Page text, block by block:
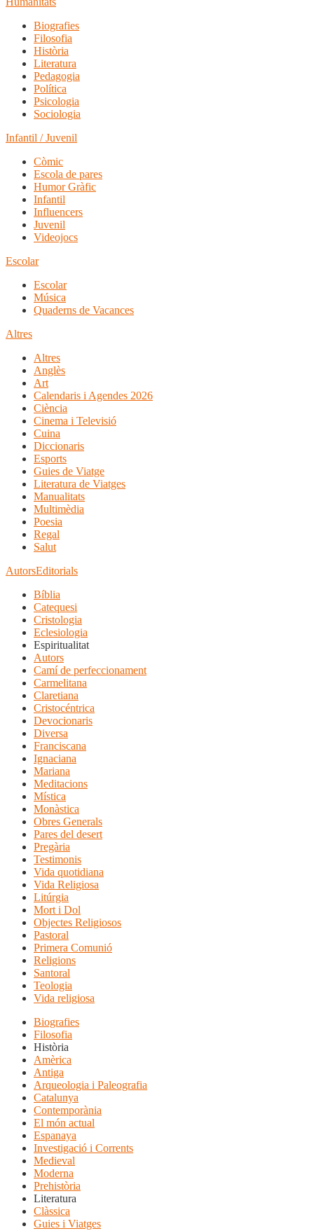
Biografies
Filosofia
Història
Literatura
Pedagogia
Política
Psicologia
Sociologia
Infantil / Juvenil
Còmic
Escola de pares
Humor Gràfic
Infantil
Influencers
Juvenil
Videojocs
Escolar
Escolar
Música
Quaderns de Vacances
Altres
Altres
Anglès
Art
Calendaris i Agendes 2026
Ciència
Cinema i Televisió
Cuina
Diccionaris
Esports
Guies de Viatge
Literatura de Viatges
Manualitats
Multimèdia
Poesia
Regal
Salut
AutorsEditorials
Bíblia
Catequesi
Cristologia
Eclesiologia
Espiritualitat
Autors
Camí de perfeccionament
Carmelitana
Claretiana
Cristocéntrica
Devocionaris
Diversa
Franciscana
Ignaciana
Mariana
Meditacions
Mística
Monàstica
Obres Generals
Pares del desert
Pregària
Testimonis
Vida quotidiana
Vida Religiosa
Litúrgia
Mort i Dol
Objectes Religiosos
Pastoral
Primera Comunió
Religions
Santoral
Teologia
Vida religiosa
Biografies
Filosofia
Història
Amèrica
Antiga
Arqueologia i Paleografia
Catalunya
Contemporània
El món actual
Espanaya
Investigació i Corrents
Medieval
Moderna
Prehistòria
Literatura
Clàssica
Guies i Viatges